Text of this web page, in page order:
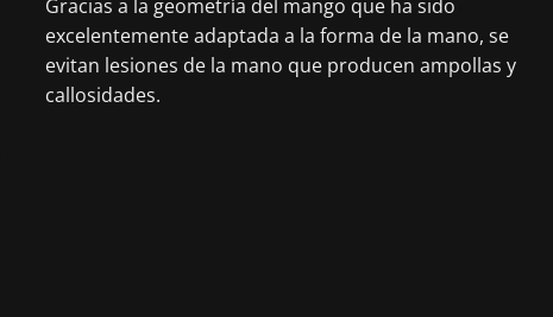
Gracias a la geometría del mango que ha sido
excelentemente adaptada a la forma de la mano, se
evitan lesiones de la mano que producen ampollas y
callosidades.